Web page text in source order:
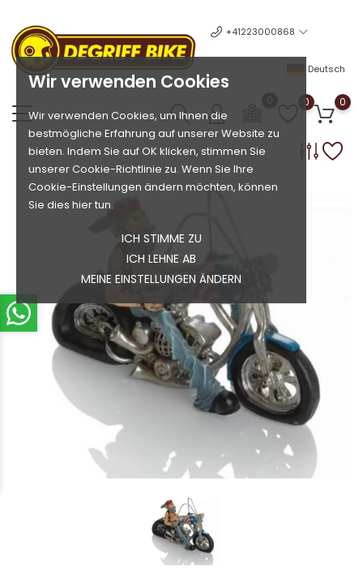
Wir verwenden Cookies
Wir verwenden Cookies, um Ihnen die
bestmögliche Erfahrung auf unserer Website zu
bieten. Indem Sie auf OK klicken, stimmen Sie
unserer Cookie-Richtlinie zu. Wenn Sie Ihre
Cookie-Einstellungen ändern möchten, können
Sie dies hier tun.
ICH STIMME ZU
ICH LEHNE AB
MEINE EINSTELLUNGEN ÄNDERN
+41223000868
Deutsch
0 0